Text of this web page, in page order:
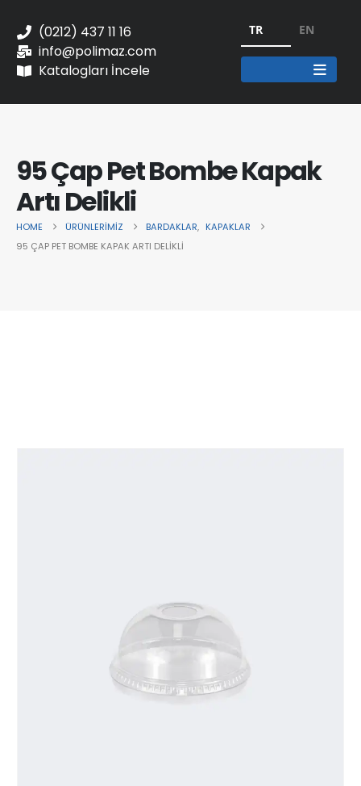
(0212) 437 11 16
info@polimaz.com
Katalogları İncele
TR EN
95 Çap Pet Bombe Kapak
Artı Delikli
HOME ÜRÜNLERIMIZ BARDAKLAR, KAPAKLAR
95 ÇAP PET BOMBE KAPAK ARTI DELIKLI